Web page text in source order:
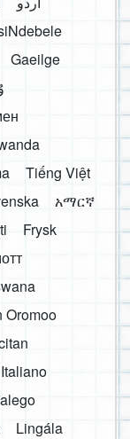
Gaeilge
Tiếng Việt
አማርኛ
Frysk
Oromoo
Italiano
Lingála